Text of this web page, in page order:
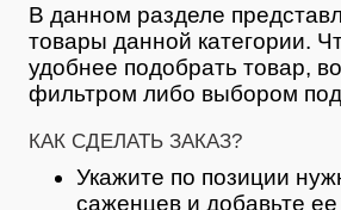
В данном разделе
товары данной категории.
удобнее подобрать товар,
фильтром либо выбором
КАК СДЕЛАТЬ ЗАКАЗ?
Укажите по позиции
саженцев и добавьте ее